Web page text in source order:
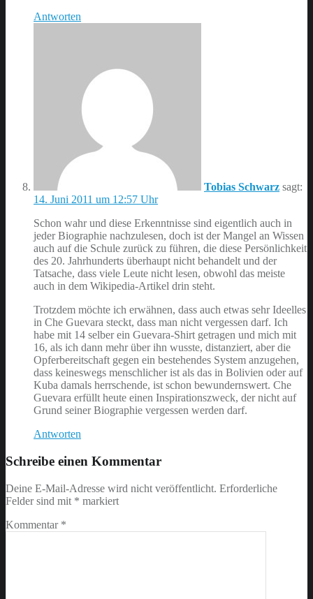
Antworten
Tobias Schwarz sagt:
14. Juni 2011 um 12:57 Uhr
Schon wahr und diese Erkenntnisse sind eigentlich auch in
jeder Biographie nachzulesen, doch ist der Mangel an Wissen
auch auf die Schule zurück zu führen, die diese Persönlichkeit
des 20. Jahrhunderts überhaupt nicht behandelt und der
Tatsache, dass viele Leute nicht lesen, obwohl das meiste
auch in dem Wikipedia-Artikel drin steht.
Trotzdem möchte ich erwähnen, dass auch etwas sehr Ideelles
in Che Guevara steckt, dass man nicht vergessen darf. Ich
habe mit 14 selber ein Guevara-Shirt getragen und mich mit
16, als ich dann mehr über ihn wusste, distanziert, aber die
Opferbereitschaft gegen ein bestehendes System anzugehen,
dass keineswegs menschlicher ist als das in Bolivien oder auf
Kuba damals herrschende, ist schon bewundernswert. Che
Guevara erfüllt heute einen Inspirationszweck, der nicht auf
Grund seiner Biographie vergessen werden darf.
Antworten
Schreibe einen Kommentar
Deine E-Mail-Adresse wird nicht veröffentlicht. Erforderliche
Felder sind mit * markiert
Kommentar *